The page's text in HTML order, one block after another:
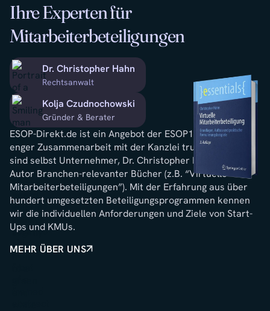
Ihre Experten für
Mitarbeiterbeteiligungen
Dr. Christopher Hahn
Rechtsanwalt
Kolja Czudnochowski
Gründer & Berater
ESOP-Direkt.de ist ein Angebot der ESOP1 GmbH in
enger Zusammenarbeit mit der Kanzlei trustberg. Wir
sind selbst Unternehmer, Dr. Christopher Hahn auch
Autor Branchen-relevanter Bücher (z.B. “Virtuelle
Mitarbeiterbeteiligungen”). Mit der Erfahrung aus über
hundert umgesetzten Beteiligungsprogrammen kennen
wir die individuellen Anforderungen und Ziele von Start-
Ups und KMUs.
MEHR ÜBER UNS